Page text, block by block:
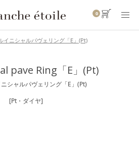
0
イニシャルパヴェリング「E」(Pt)
pave Ring「E」(Pt)
シャルパヴェリング「E」(Pt)
[Pt・ダイヤ]
ア
ベースメイク